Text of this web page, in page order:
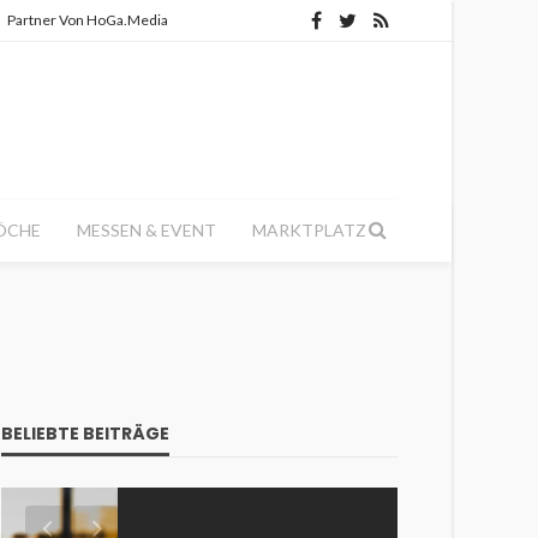
Partner Von HoGa.Media
MESSEN & EVENT MARKTPLATZ
BELIEBTE BEITRÄGE